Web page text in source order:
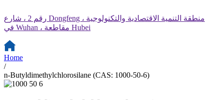
رقم 2 ، شارع Dongfeng ، منطقة التنمية الاقتصادية والتكنولوجية
في Wuhan ، مقاطعة Hubei
Home
/
n-Butyldimethylchlorosilane (CAS: 1000-50-6)